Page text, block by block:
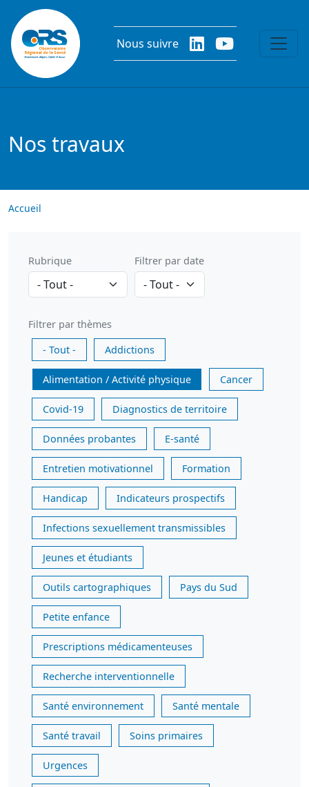
Aller au contenu principal
Nous suivre
Nos travaux
Accueil
Rubrique Filtrer par date
Filtrer par thèmes
- Tout -
Addictions
Alimentation / Activité physique Cancer
Covid-19 Diagnostics de territoire
Données probantes E-santé
Entretien motivationnel Formation
Handicap Indicateurs prospectifs
Infections sexuellement transmissibles
Jeunes et étudiants
Outils cartographiques Pays du Sud
Petite enfance
Prescriptions médicamenteuses
Recherche interventionnelle
Santé environnement Santé mentale
Santé travail Soins primaires
Urgences